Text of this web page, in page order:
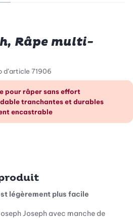
Râpe multi-
d’article 71906
en un coup d’œil
pour râper sans effort
tranchantes et durables
encastrable
légèrement plus facile
Joseph avec manche de